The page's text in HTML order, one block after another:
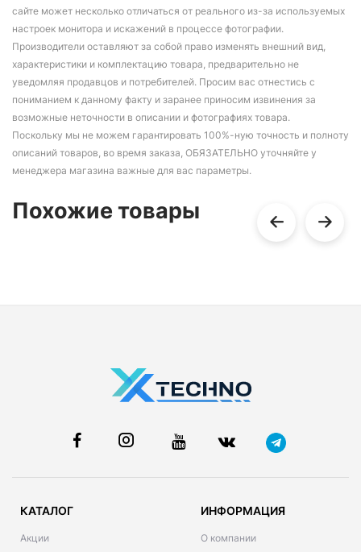
сайте может несколько отличаться от реального из-за используемых
настроек монитора и искажений в процессе фотографии.
Производители оставляют за собой право изменять внешний вид,
характеристики и комплектацию товара, предварительно не
уведомляя продавцов и потребителей. Просим вас отнестись с
пониманием к данному факту и заранее приносим извинения за
возможные неточности в описании и фотографиях товара.
Поскольку мы не можем гарантировать 100%-ную точность и полноту
описаний товаров, во время заказа, ОБЯЗАТЕЛЬНО уточняйте у
менеджера магазина важные для вас параметры.
Похожие товары
КАТАЛОГ
Акции
ИНФОРМАЦИЯ
О компании